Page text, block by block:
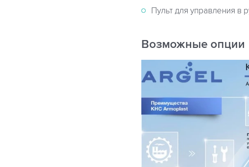
Пульт для управления в
Возможные опции